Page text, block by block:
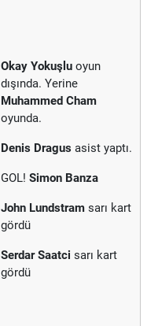
Okay Yokuşlu oyun
dışında. Yerine
Muhammed Cham
oyunda.
Denis Dragus asist yaptı.
GOL! Simon Banza
John Lundstram sarı kart
gördü
Serdar Saatci sarı kart
gördü